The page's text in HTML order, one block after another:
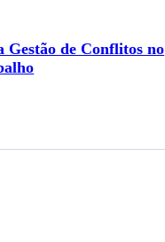
Gestão de Conflitos no